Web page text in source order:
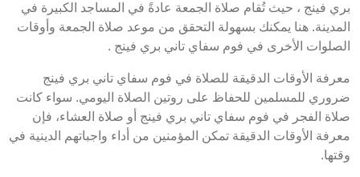
بري فينج ، حيث تُقام صلاة الجمعة عادةً في المساجد الكبيرة في
المدينة. هنا يمكنك بسهولة التحقق من موعد صلاة الجمعة وأوقات
الصلوات الأخرى في فوم سفاي تاني بري فينج .
معرفة الأوقات الدقيقة للصلاة في فوم سفاي تاني بري فينج
ضروري للمسلمين للحفاظ على روتين الصلاة اليومي. سواء كانت
صلاة الفجر في فوم سفاي تاني بري فينج أو صلاة العشاء، فإن
معرفة الأوقات الدقيقة تمكن المؤمنين من أداء واجباتهم الدينية في
وقتها.